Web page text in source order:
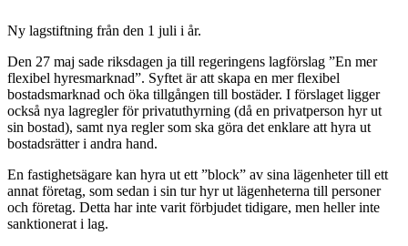
Ny lagstiftning från den 1 juli i år.
Den 27 maj sade riksdagen ja till regeringens lagförslag ”En mer
flexibel hyresmarknad”. Syftet är att skapa en mer flexibel
bostadsmarknad och öka tillgången till bostäder. I förslaget ligger
också nya lagregler för privatuthyrning (då en privatperson hyr ut
sin bostad), samt nya regler som ska göra det enklare att hyra ut
bostadsrätter i andra hand.
En fastighetsägare kan hyra ut ett ”block” av sina lägenheter till ett
annat företag, som sedan i sin tur hyr ut lägenheterna till personer
och företag. Detta har inte varit förbjudet tidigare, men heller inte
sanktionerat i lag.